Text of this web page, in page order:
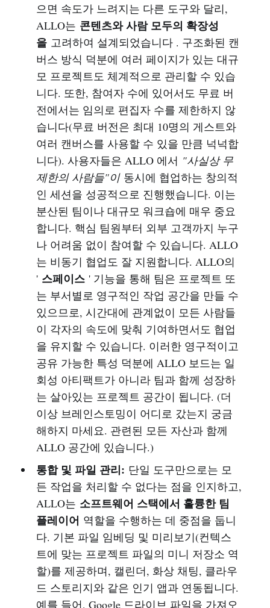
으면 속도가 느려지는 다른 도구와 달리,
ALLO는 콘텐츠와 사람 모두의 확장성
을고려하여 설계되었습니다 . 구조화된 캔
버스 방식 덕분에 여러 페이지가 있는 대규
모 프로젝트도 체계적으로 관리할 수 있습
니다. 또한, 참여자 수에 있어서도 무료 버
전에서는 임의로 편집자 수를 제한하지 않
습니다(무료 버전은 최대 10명의 게스트와
여러 캔버스를 사용할 수 있을 만큼 넉넉합
니다). 사용자들은 ALLO 에서 "사실상 무
제한의 사람들"이동시에 협업하는 창의적
인 세션을 성공적으로 진행했습니다. 이는
분산된 팀이나 대규모 워크숍에 매우 중요
합니다. 핵심 팀원부터 외부 고객까지 누구
나 어려움 없이 참여할 수 있습니다. ALLO
는 비동기 협업도 잘 지원합니다. ALLO의
' 스페이스' 기능을 통해 팀은 프로젝트 또
는 부서별로 영구적인 작업 공간을 만들 수
있으므로, 시간대에 관계없이 모든 사람들
이 각자의 속도에 맞춰 기여하면서도 협업
을 유지할 수 있습니다. 이러한 영구적이고
공유 가능한 특성 덕분에 ALLO 보드는 일
회성 아티팩트가 아니라 팀과 함께 성장하
는 살아있는 프로젝트 공간이 됩니다. (더
이상 브레인스토밍이 어디로 갔는지 궁금
해하지 마세요. 관련된 모든 자산과 함께
ALLO 공간에 있습니다.)
통합 및 파일 관리: 단일 도구만으로는 모
든 작업을 처리할 수 없다는 점을 인지하고,
ALLO는 소프트웨어 스택에서 훌륭한 팀
플레이어 역할을 수행하는 데 중점을 둡니
다. 기본 파일 임베딩 및 미리보기(컨텍스
트에 맞는 프로젝트 파일의 미니 저장소 역
할)를 제공하며, 캘린더, 화상 채팅, 클라우
드 스토리지와 같은 인기 앱과 연동됩니다.
예를 들어, Google 드라이브 파일을 가져오